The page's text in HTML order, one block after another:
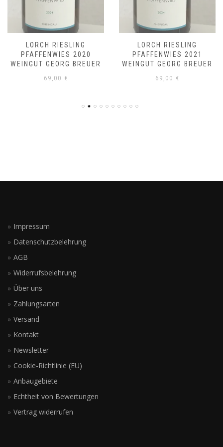
LORCH RIESLING
PFAFFENWIES 2020
WEINGUT GEORG BREUER
69,00 €
LORCH RIESLING
PFAFFENWIES 2021
WEINGUT GEORG BREUER
69,00 €
Impressum
Datenschutzbelehrung
AGB
Widerrufsbelehrung
Über uns
Zahlungsarten
Versand
Kontakt
Newsletter
Cookie-Richtlinie (EU)
Anbaugebiete
Echtheit von Bewertungen
Vertrag widerrufen